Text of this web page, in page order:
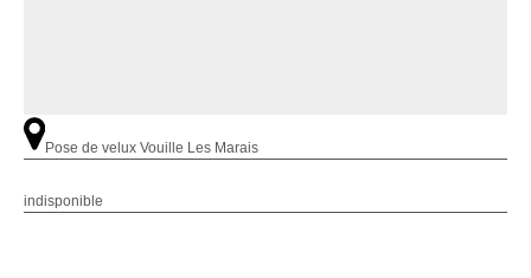
Pose de velux Vouille Les Marais
indisponible